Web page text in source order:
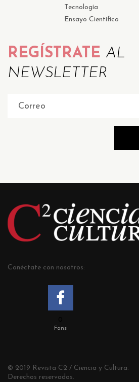
Tecnología
Ensayo Científico
REGÍSTRATE AL
NEWSLETTER
Conéctate con nosotros:
Fans
© 2019 Revista C2 / Ciencia y Cultura.
Derechos reservados.